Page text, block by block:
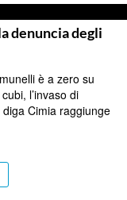
la denuncia degli
è a zero su
l’invaso di
Cimia raggiunge